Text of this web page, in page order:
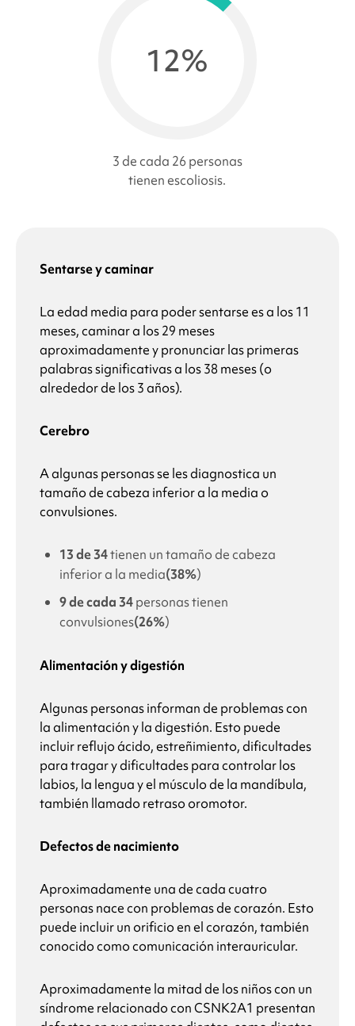
12%
3 de cada 26 personas
tienen escoliosis.
Sentarse y caminar
La edad media para poder sentarse es a los 11
meses, caminar a los 29 meses
aproximadamente y pronunciar las primeras
palabras significativas a los 38 meses (o
alrededor de los 3 años).
Cerebro
A algunas personas se les diagnostica un
tamaño de cabeza inferior a la media o
convulsiones.
13 de 34tienen un tamaño de cabeza
inferior a la media(38%)
9 de cada 34personas tienen
convulsiones(26%)
Alimentación y digestión
Algunas personas informan de problemas con
la alimentación y la digestión. Esto puede
incluir reflujo ácido, estreñimiento, dificultades
para tragar y dificultades para controlar los
labios, la lengua y el músculo de la mandíbula,
también llamado retraso oromotor.
Defectos de nacimiento
Aproximadamente una de cada cuatro
personas nace con problemas de corazón. Esto
puede incluir un orificio en el corazón, también
conocido como comunicación interauricular.
Aproximadamente la mitad de los niños con un
síndrome relacionado con CSNK2A1 presentan